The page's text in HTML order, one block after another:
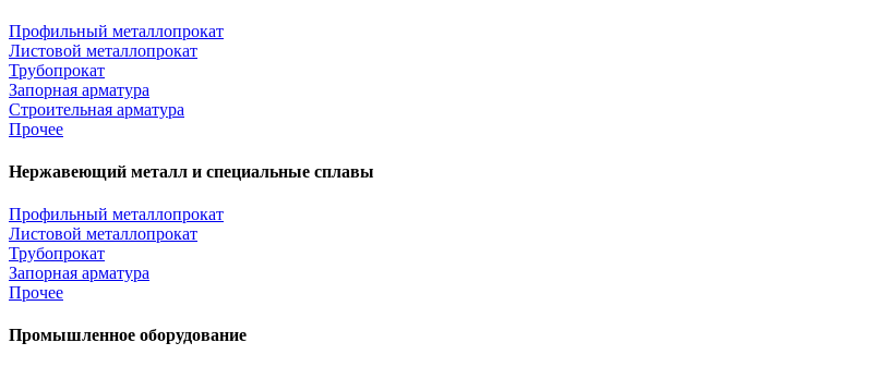
Профильный металлопрокат
Листовой металлопрокат
Трубопрокат
Запорная арматура
Строительная арматура
Прочее
Нержавеющий металл и специальные сплавы
Профильный металлопрокат
Листовой металлопрокат
Трубопрокат
Запорная арматура
Прочее
Промышленное оборудование